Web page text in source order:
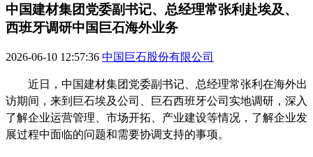
中国建材集团党委副书记、总经理常张利赴埃及、
西班牙调研中国巨石海外业务
2026-06-10 12:57:36 中国巨石股份有限公司
近日，中国建材集团党委副书记、总经理常张利在海外出
访期间，来到巨石埃及公司、巨石西班牙公司实地调研，深入
了解企业运营管理、市场开拓、产业建设等情况，了解企业发
展过程中面临的问题和需要协调支持的事项。